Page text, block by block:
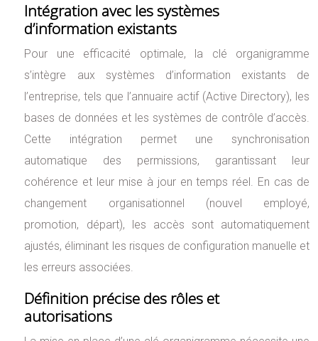
Intégration avec les systèmes
d’information existants
Pour une efficacité optimale, la clé organigramme
s’intègre aux systèmes d’information existants de
l’entreprise, tels que l’annuaire actif (Active Directory), les
bases de données et les systèmes de contrôle d’accès.
Cette intégration permet une synchronisation
automatique des permissions, garantissant leur
cohérence et leur mise à jour en temps réel. En cas de
changement organisationnel (nouvel employé,
promotion, départ), les accès sont automatiquement
ajustés, éliminant les risques de configuration manuelle et
les erreurs associées.
Définition précise des rôles et
autorisations